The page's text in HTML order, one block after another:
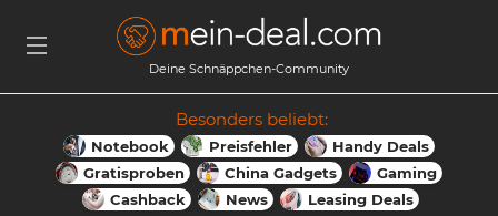
Deine Schnäppchen-Community
Besonders beliebt:
Notebook Preisfehler
Handy Deals
Gratisproben
China Gadgets
Gaming
Cashback
News Leasing Deals